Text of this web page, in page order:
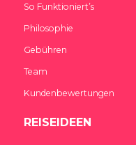
So Funktioniert’s
Philosophie
Gebühren
Team
Kundenbewertungen
REISEIDEEN